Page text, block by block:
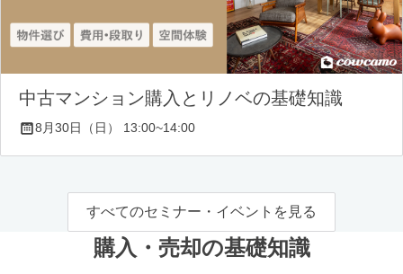
中古マンション購入とリノベの基礎知識
8月30日（日） 13:00~14:00
すべてのセミナー・イベントを見る
購入・売却の基礎知識